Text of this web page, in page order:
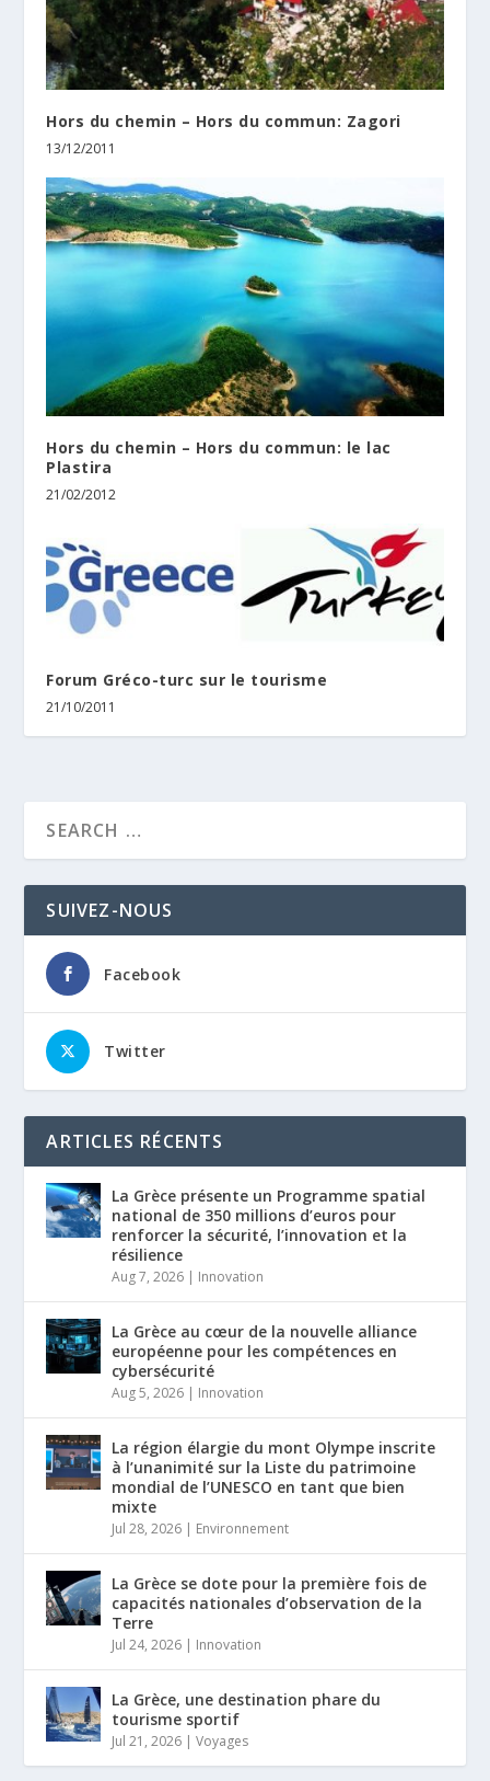
Hors du chemin – Hors du commun: Zagori
13/12/2011
Hors du chemin – Hors du commun: le lac
Plastira
21/02/2012
Forum Gréco-turc sur le tourisme
21/10/2011
SUIVEZ-NOUS
Facebook
Twitter
ARTICLES RÉCENTS
La Grèce présente un Programme spatial
national de 350 millions d’euros pour
renforcer la sécurité, l’innovation et la
résilience
Aug 7, 2026 | Innovation
La Grèce au cœur de la nouvelle alliance
européenne pour les compétences en
cybersécurité
Aug 5, 2026 | Innovation
La région élargie du mont Olympe inscrite
à l’unanimité sur la Liste du patrimoine
mondial de l’UNESCO en tant que bien
mixte
Jul 28, 2026 | Environnement
La Grèce se dote pour la première fois de
capacités nationales d’observation de la
Terre
Jul 24, 2026 | Innovation
La Grèce, une destination phare du
tourisme sportif
Jul 21, 2026 |Voyages